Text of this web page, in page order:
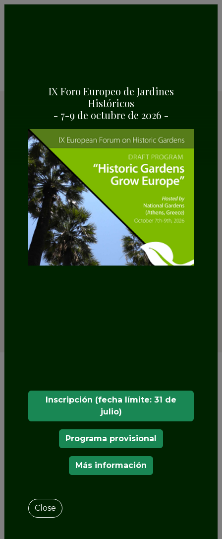
Recursos
NUESTROS MIEMBROS
IX Foro Europeo de Jardines
Históricos
- 7-9 de octubre de 2026 -
Inscripción (fecha límite: 31 de
julio)
Programa provisional
Más información
Close